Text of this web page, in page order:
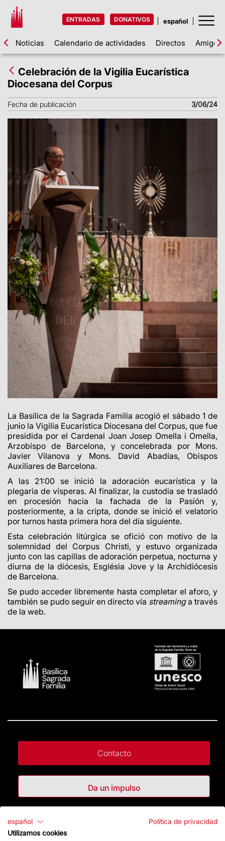
ENTRADAS DONATIVOS
Noticias Calendario de actividades Directos Amigos
Celebración de la Vigilia Eucarística
Diocesana del Corpus
Fecha de publicación 3/06/24
La Basílica de la Sagrada Familia acogió el sábado 1 de
junio la Vigilia Eucarística Diocesana del Corpus, que fue
presidida por el Cardenal Joan Josep Omella i Omella,
Arzobispo de Barcelona, y concelebrada por Mons.
Javier Vilanova y Mons. David Abadías, Obispos
Auxiliares de Barcelona.
A las 21:00 se inició la adoración eucarística y la
plegaria de vísperas. Al finalizar, la custodia se trasladó
en procesión hacia la fachada de la Pasión y,
posteriormente, a la cripta, donde se inició el velatorio
por turnos hasta primera hora del día siguiente.
Esta celebración litúrgica se ofició con motivo de la
solemnidad del Corpus Christi, y estuvo organizada
junto con las capillas de adoración perpetua, nocturna y
diurna de la diócesis, Església Jove y la Archidiócesis
de Barcelona.
Se pudo acceder libremente hasta completar el aforo, y
también se pudo seguir en directo vía streaminga través
de la web.
Contacto
Da un impulso
español
Política de privacidad
Utilizamos cookies